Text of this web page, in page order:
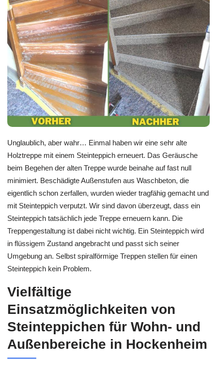
Unglaublich, aber wahr… Einmal haben wir eine sehr alte
Holztreppe mit einem Steinteppich erneuert. Das Geräusche
beim Begehen der alten Treppe wurde beinahe auf fast null
minimiert. Beschädigte Außenstufen aus Waschbeton, die
eigentlich schon zerfallen, wurden wieder tragfähig gemacht und
mit Steinteppich verputzt. Wir sind davon überzeugt, dass ein
Steinteppich tatsächlich jede Treppe erneuern kann. Die
Treppengestaltung ist dabei nicht wichtig. Ein Steinteppich wird
in flüssigem Zustand angebracht und passt sich seiner
Umgebung an. Selbst spiralförmige Treppen stellen für einen
Steinteppich kein Problem.
Vielfältige
Einsatzmöglichkeiten von
Steinteppichen für Wohn- und
Außenbereiche in Hockenheim